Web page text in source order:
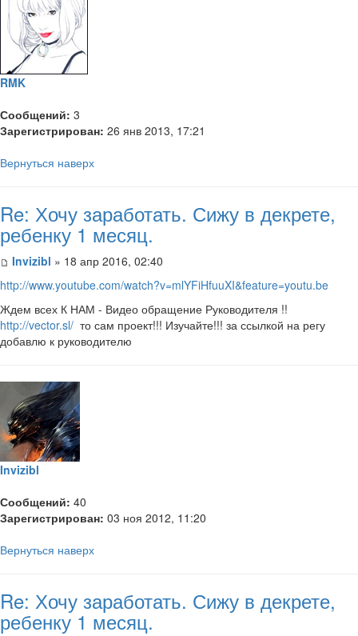
RMK
Сообщений: 3
Зарегистрирован: 26 янв 2013, 17:21
Вернуться наверх
Re: Хочу заработать. Сижу в декрете,
ребенку 1 месяц.
Invizibl » 18 апр 2016, 02:40
http://www.youtube.com/watch?v=mlYFiHfuuXI&feature=youtu.be
Ждем всех К НАМ - Видео обращение Руководителя !!
http://vector.sl/ то сам проект!!! Изучайте!!! за ссылкой на регу
добавлю к руководителю
Invizibl
Сообщений: 40
Зарегистрирован: 03 ноя 2012, 11:20
Вернуться наверх
Re: Хочу заработать. Сижу в декрете,
ребенку 1 месяц.